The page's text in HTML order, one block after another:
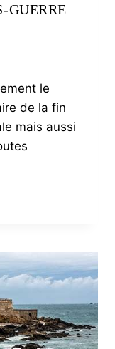
GUERRE
le
de la fin
mais aussi